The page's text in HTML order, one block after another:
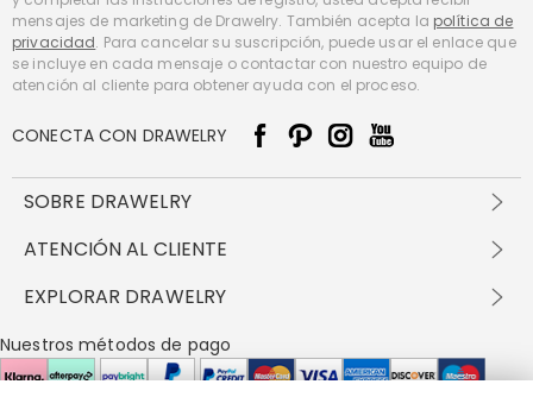
mensajes de marketing de Drawelry. También acepta la política de
privacidad. Para cancelar su suscripción, puede usar el enlace que
se incluye en cada mensaje o contactar con nuestro equipo de
atención al cliente para obtener ayuda con el proceso.
CONECTA CON DRAWELRY
SOBRE DRAWELRY
Sobre nosotros
política de privacidad
Preguntas frecuentes
ATENCIÓN AL CLIENTE
Envío y entrega
Devolución en 60 días
Cómo cuidar
EXPLORAR DRAWELRY
Drawelry Prime
Programa de Recompensas
Nuestros métodos de pago